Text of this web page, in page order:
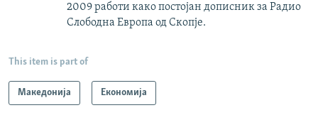
2009 работи како постојан дописник за Радио
Слободна Европа од Скопје.
This item is part of
Македонија Економија